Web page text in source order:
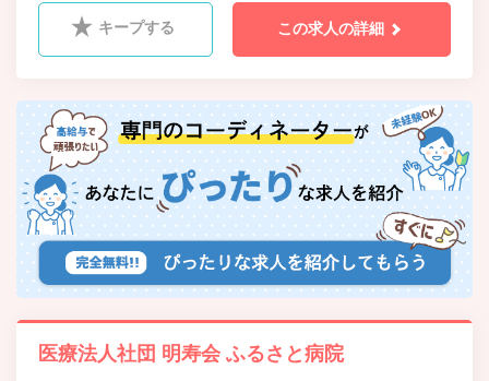
キープする この求人の詳細
医療法人社団 明寿会 ふるさと病院